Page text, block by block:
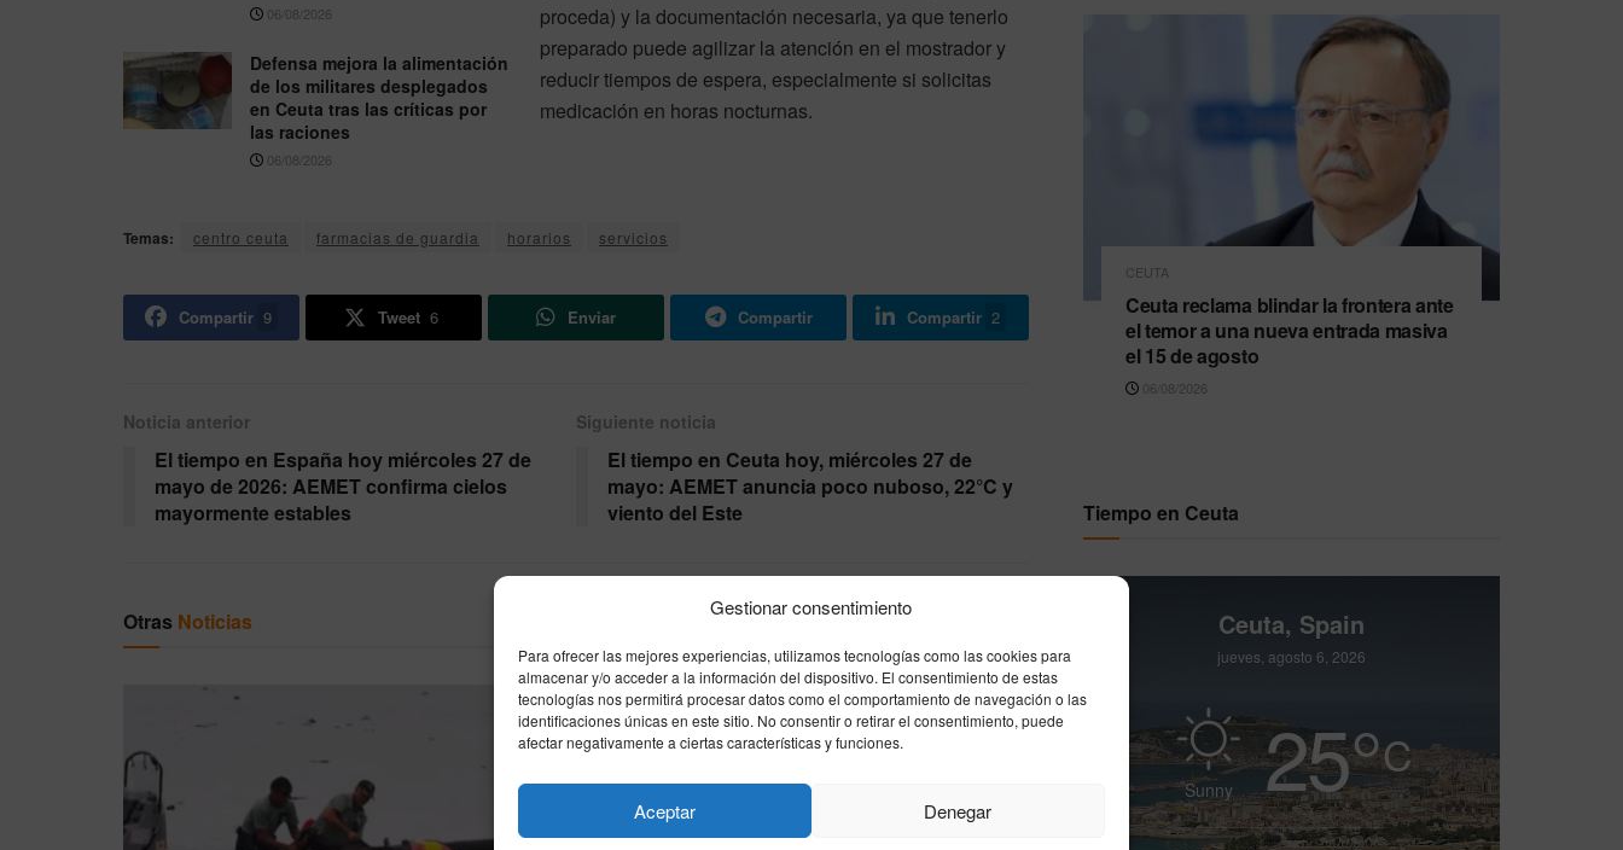
Gestionar consentimiento
Para ofrecer las mejores experiencias, utilizamos tecnologías como las cookies para
almacenar y/o acceder a la información del dispositivo. El consentimiento de estas
tecnologías nos permitirá procesar datos como el comportamiento de navegación o las
identificaciones únicas en este sitio. No consentir o retirar el consentimiento, puede
afectar negativamente a ciertas características y funciones.
Aceptar Denegar
06/08/2026
Defensa mejora la alimentación
de los militares desplegados
en Ceuta tras las críticas por
las raciones
06/08/2026
proceda) y la documentación necesaria, ya que tenerlo
preparado puede agilizar la atención en el mostrador y
reducir tiempos de espera, especialmente si solicitas
medicación en horas nocturnas.
Temas: centro ceuta farmacias de guardia horarios servicios
Compartir 9 Tweet 6 Enviar Compartir Compartir 2
Noticia anterior
El tiempo en España hoy miércoles 27 de
mayo de 2026: AEMET confirma cielos
mayormente estables
Siguiente noticia
El tiempo en Ceuta hoy, miércoles 27 de
mayo: AEMET anuncia poco nuboso, 22°C y
viento del Este
Otras Noticias
CEUTA
Ceuta reclama blindar la frontera ante
el temor a una nueva entrada masiva
el 15 de agosto
06/08/2026
Tiempo en Ceuta
Ceuta, Spain
jueves, agosto 6, 2026
Sunny 25°C